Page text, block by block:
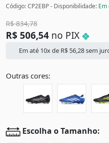
Código: CP2EBP - Disponibilidade:
R$834,78
R$ 506,54 no PIX
Em até 10x de R$ 56,28sem
Outras cores:
Escolha o Tamanho: